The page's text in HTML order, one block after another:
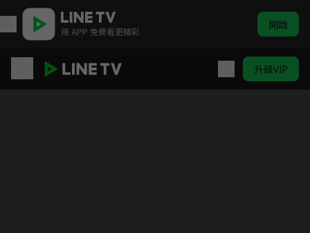
用 APP 免費看更精彩 開啟
升級VIP